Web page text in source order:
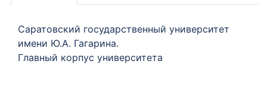
Саратовский государственный университет
имени Ю.А. Гагарина.
Главный корпус университета